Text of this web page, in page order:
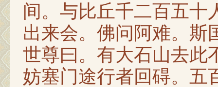
间。与比丘千二百五十
出来会。佛问阿难。斯
世尊曰。有大石山去此
妨塞门途行者回碍。五